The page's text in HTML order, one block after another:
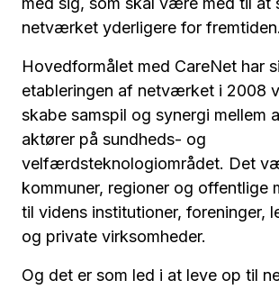
netværket yderligere for fremtiden.
Hovedformålet med CareNet har
etableringen af netværket i 2008
skabe samspil og synergi mellem
aktører på sundheds- og
velfærdsteknologiområdet. Det
kommuner, regioner og offentlige
til videns institutioner, foreninger,
og private virksomheder.
Og det er som led i at leve op til